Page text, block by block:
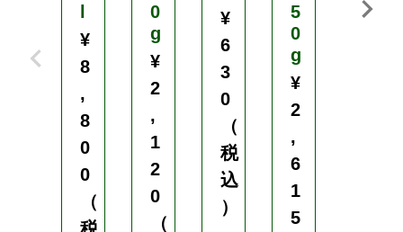
¥
8
,
8
0
0
（
0
g
¥
2
,
1
2
0
（
¥
6
3
0
（
税
込
）
5
0
g
¥
2
,
6
1
5
l